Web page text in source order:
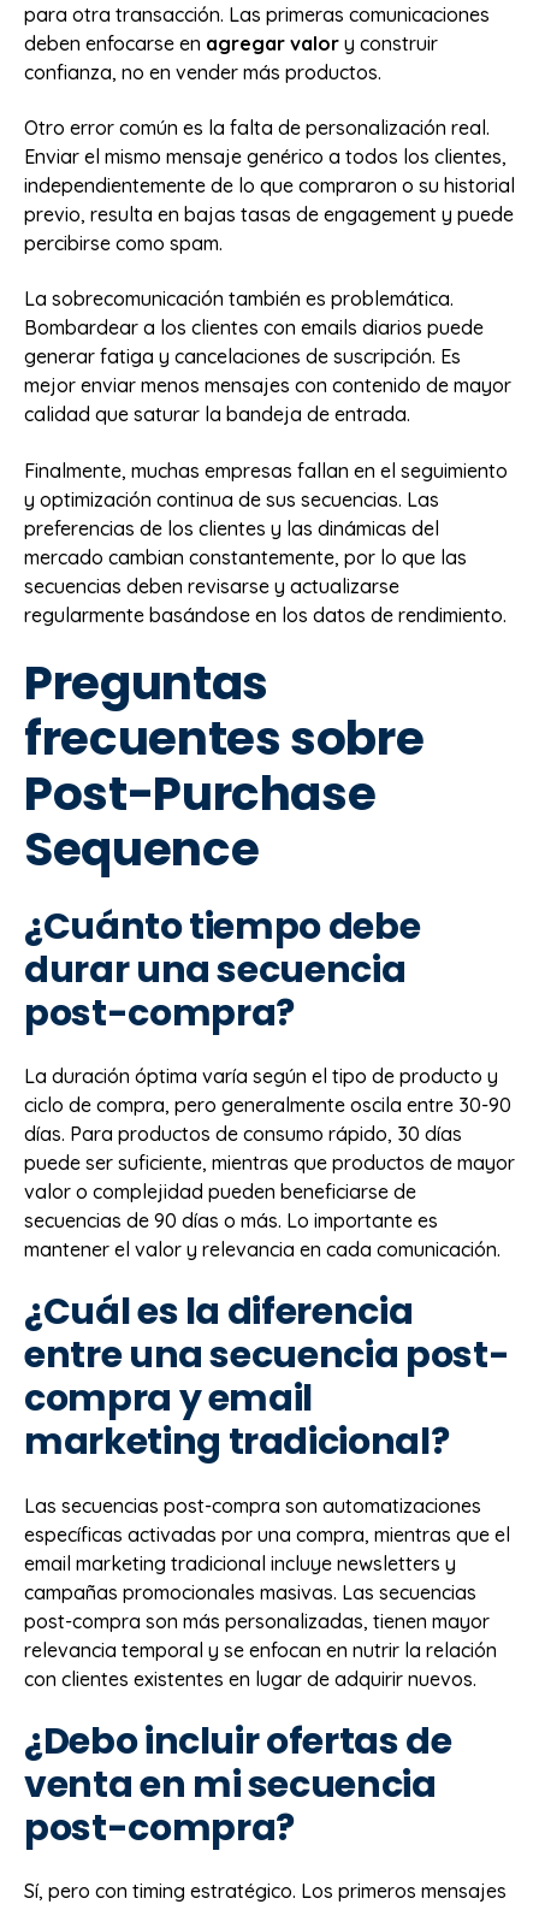
para otra transacción. Las primeras comunicaciones
deben enfocarse en agregar valor y construir
confianza, no en vender más productos.
Otro error común es la falta de personalización real.
Enviar el mismo mensaje genérico a todos los clientes,
independientemente de lo que compraron o su historial
previo, resulta en bajas tasas de engagement y puede
percibirse como spam.
La sobrecomunicación también es problemática.
Bombardear a los clientes con emails diarios puede
generar fatiga y cancelaciones de suscripción. Es
mejor enviar menos mensajes con contenido de mayor
calidad que saturar la bandeja de entrada.
Finalmente, muchas empresas fallan en el seguimiento
y optimización continua de sus secuencias. Las
preferencias de los clientes y las dinámicas del
mercado cambian constantemente, por lo que las
secuencias deben revisarse y actualizarse
regularmente basándose en los datos de rendimiento.
Preguntas
frecuentes sobre
Post-Purchase
Sequence
¿Cuánto tiempo debe
durar una secuencia
post-compra?
La duración óptima varía según el tipo de producto y
ciclo de compra, pero generalmente oscila entre 30-90
días. Para productos de consumo rápido, 30 días
puede ser suficiente, mientras que productos de mayor
valor o complejidad pueden beneficiarse de
secuencias de 90 días o más. Lo importante es
mantener el valor y relevancia en cada comunicación.
¿Cuál es la diferencia
entre una secuencia post-
compra y email
marketing tradicional?
Las secuencias post-compra son automatizaciones
específicas activadas por una compra, mientras que el
email marketing tradicional incluye newsletters y
campañas promocionales masivas. Las secuencias
post-compra son más personalizadas, tienen mayor
relevancia temporal y se enfocan en nutrir la relación
con clientes existentes en lugar de adquirir nuevos.
¿Debo incluir ofertas de
venta en mi secuencia
post-compra?
Sí, pero con timing estratégico. Los primeros mensajes